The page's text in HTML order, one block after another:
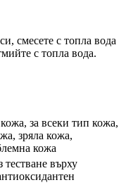
смесете с топла вода
с топла вода.
за всеки тип кожа,
зряла кожа,
кожа
тестване върху